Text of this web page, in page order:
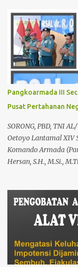
Prakteknya Yang
Sangat Dibutuhkan
Keperkasaan Pria, H.
INGIN MENCARI
Kota Terdekat Di
Serta Dengan Waktu
keluhan Alat Vital
Pilih Salah Satu
Kami Memberikan
Yang Benar-benar
Serta Bergaransi.?
Pangkoarmada III
Pusat Pertahanan
SORONG, PBD, TNI
Oetoyo Lantamal XIV
Komando Armada
Hersan, S.H., M.Si.,
tersebar di seluruh
H. Jokowi Widodo
Prabowo Subianto,
RSPPN, Jl. RC.
Kota Jakarta Selatan.
Indonesia sangat